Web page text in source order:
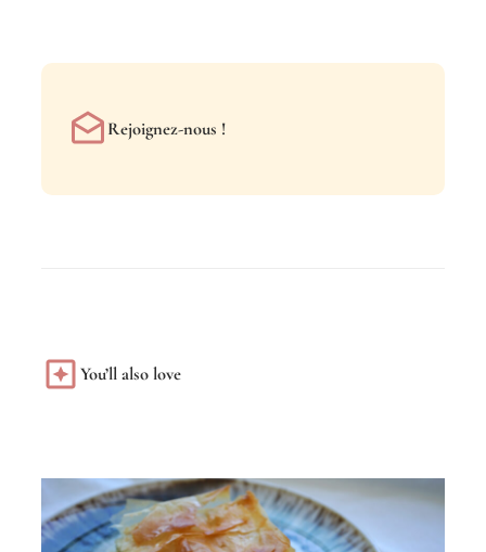
Rejoignez-nous !
You’ll also love